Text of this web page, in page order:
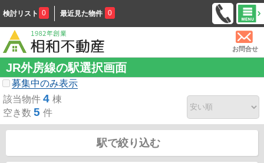
検討リスト 0 最近見た物件 0
お問合せ
JR外房線の駅選択画面
募集中のみ表示
該当物件 4 棟
空き数 5 件
駅で絞り込む